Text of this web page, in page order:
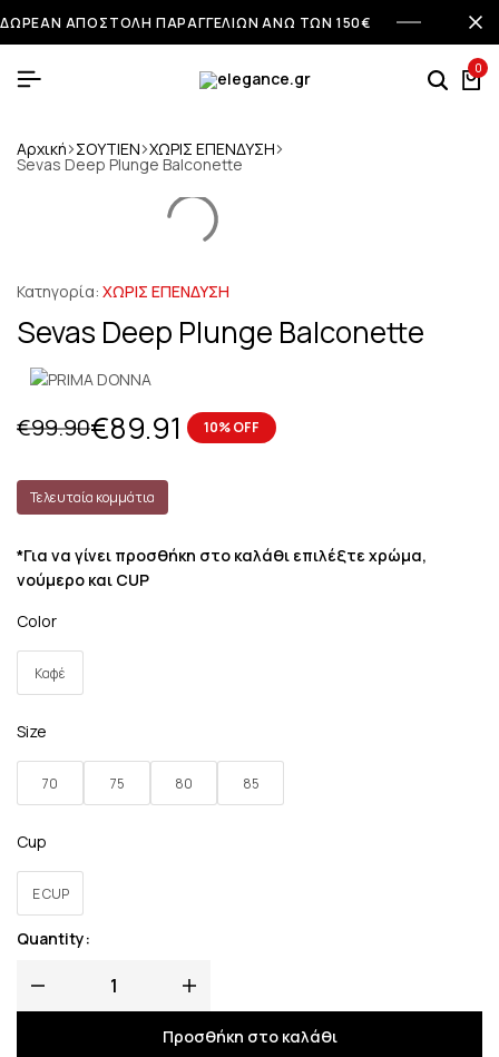
ΔΩΡΕΑΝ ΑΠΟΣΤΟΛΗ ΠΑΡΑΓΓΕΛΙΩΝ ΑΝΩ ΤΩΝ 150€
0
Αρχική ΣΟΥΤΙΕΝ ΧΩΡΙΣ ΕΠΕΝΔΥΣΗ
Sevas Deep Plunge Balconette
Κατηγορία: ΧΩΡΙΣ ΕΠΕΝΔΥΣΗ
Sevas Deep Plunge Balconette
€99.90€89.91 10% OFF
Τελευταία κομμάτια
*Για να γίνει προσθήκη στο καλάθι επιλέξτε χρώμα,
νούμερο και CUP
Color
Καφέ
Size
70 75 80 85
Cup
E CUP
Quantity:
Προσθήκη στο καλάθι